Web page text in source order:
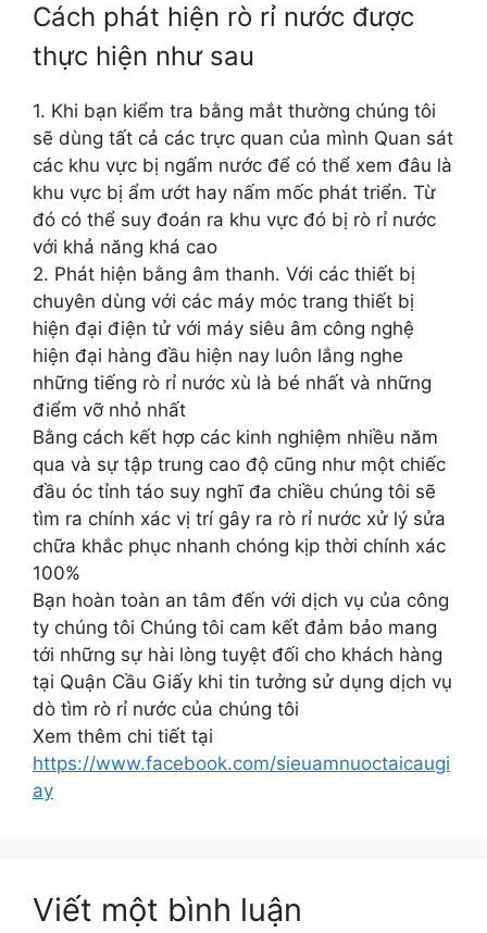
Cách phát hiện rò rỉ nước được
thực hiện như sau
1. Khi bạn kiểm tra bằng mắt thường chúng tôi
sẽ dùng tất cả các trực quan của mình Quan sát
các khu vực bị ngấm nước để có thể xem đâu là
khu vực bị ẩm ướt hay nấm mốc phát triển. Từ
đó có thể suy đoán ra khu vực đó bị rò rỉ nước
với khả năng khá cao
2. Phát hiện bằng âm thanh. Với các thiết bị
chuyên dùng với các máy móc trang thiết bị
hiện đại điện tử với máy siêu âm công nghệ
hiện đại hàng đầu hiện nay luôn lắng nghe
những tiếng rò rỉ nước xù là bé nhất và những
điểm vỡ nhỏ nhất
Bằng cách kết hợp các kinh nghiệm nhiều năm
qua và sự tập trung cao độ cũng như một chiếc
đầu óc tỉnh táo suy nghĩ đa chiều chúng tôi sẽ
tìm ra chính xác vị trí gây ra rò rỉ nước xử lý sửa
chữa khắc phục nhanh chóng kịp thời chính xác
100%
Bạn hoàn toàn an tâm đến với dịch vụ của công
ty chúng tôi Chúng tôi cam kết đảm bảo mang
tới những sự hài lòng tuyệt đối cho khách hàng
tại Quận Cầu Giấy khi tin tưởng sử dụng dịch vụ
dò tìm rò rỉ nước của chúng tôi
Xem thêm chi tiết tại
https://www.facebook.com/sieuamnuoctaicaugi
ay
Viết một bình luận